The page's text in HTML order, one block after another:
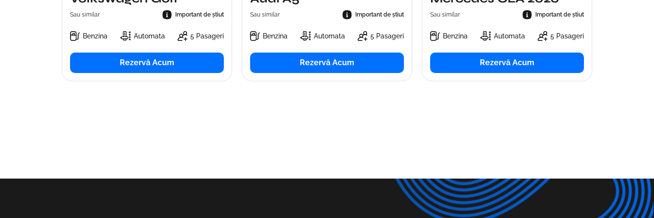
Sau similar Important de știut
Benzina Automata 5 Pasageri
Rezervă Acum
Sau similar Important de știut
Benzina Automata 5 Pasageri
Rezervă Acum
Sau similar Important de știut
Benzina Automata 5 Pasageri
Rezervă Acum